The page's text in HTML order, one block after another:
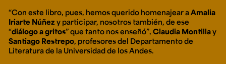
“Con este libro, pues, hemos querido homenajear a Amalia
Iriarte Núñez y participar, nosotros también, de ese
“diálogo a gritos” que tanto nos enseñó”, Claudia Montillay
Santiago Restrepo, profesores del Departamento de
Literatura de la Universidad de los Andes.